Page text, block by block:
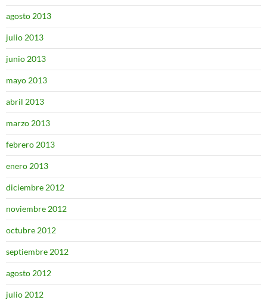
agosto 2013
julio 2013
junio 2013
mayo 2013
abril 2013
marzo 2013
febrero 2013
enero 2013
diciembre 2012
noviembre 2012
octubre 2012
septiembre 2012
agosto 2012
julio 2012